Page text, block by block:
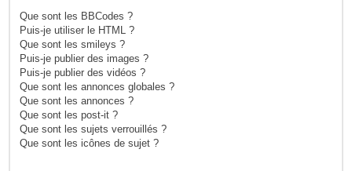
Que sont les BBCodes ?
Puis-je utiliser le HTML ?
Que sont les smileys ?
Puis-je publier des images ?
Puis-je publier des vidéos ?
Que sont les annonces globales ?
Que sont les annonces ?
Que sont les post-it ?
Que sont les sujets verrouillés ?
Que sont les icônes de sujet ?